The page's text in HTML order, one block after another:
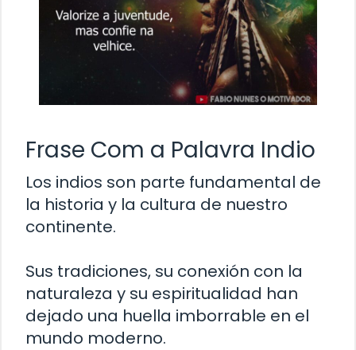
Frase Com a Palavra Indio
Los indios son parte fundamental de
la historia y la cultura de nuestro
continente.
Sus tradiciones, su conexión con la
naturaleza y su espiritualidad han
dejado una huella imborrable en el
mundo moderno.